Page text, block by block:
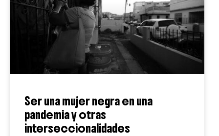
Ser una mujer negra en una
pandemia y otras
interseccionalidades